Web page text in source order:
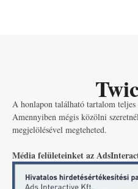
A honlapon található tartalom teljes
Amennyiben mégis közölni
megjelölésével megteheted.
Média felületeinket az